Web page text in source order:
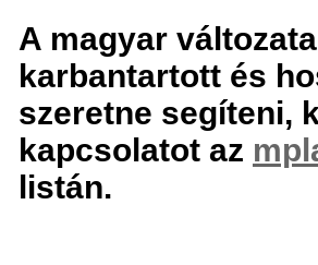
A magyar
karbantartott és
szeretne segíteni,
kapcsolatot az
listán.